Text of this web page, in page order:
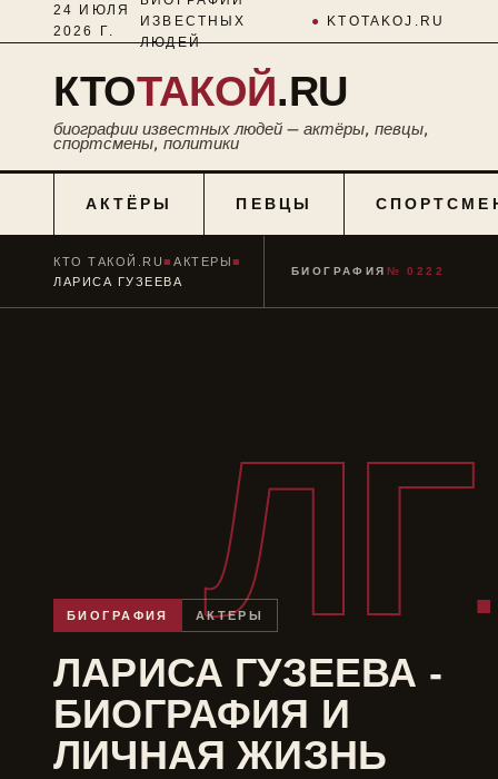
24 ИЮЛЯ
2026 Г.
ИЗВЕСТНЫХ
ЛЮДЕЙ
● KTOTAKOJ.RU
КТОТАКОЙ.RU
биографии известных людей — актёры, певцы,
спортсмены, политики
АКТЁРЫ ПЕВЦЫ
ЛГ
КТО ТАКОЙ.RU■АКТЕРЫ■
ЛАРИСА ГУЗЕЕВА
БИОГРАФИЯ № 0222
БИОГРАФИЯ АКТЕРЫ
ЛАРИСА ГУЗЕЕВА -
БИОГРАФИЯ И
ЛИЧНАЯ ЖИЗНЬ